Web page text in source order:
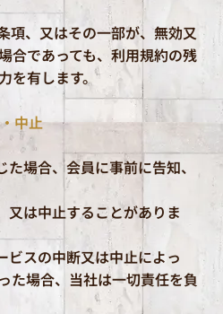
項、又はその一部が、無効又
合であっても、利用規約の残
を有します。
中止
場合、会員に事前に告知、
又は中止することがありま
ビスの中断又は中止によっ
た場合、当社は一切責任を負